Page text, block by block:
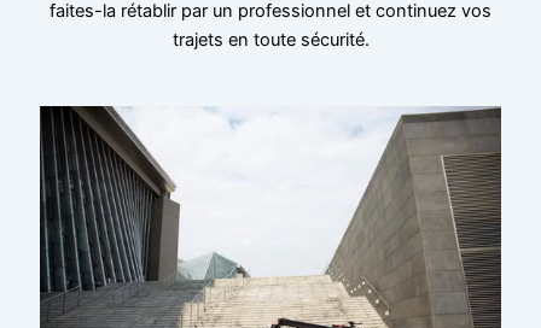
faites-la rétablir par un professionnel et continuez vos
trajets en toute sécurité.